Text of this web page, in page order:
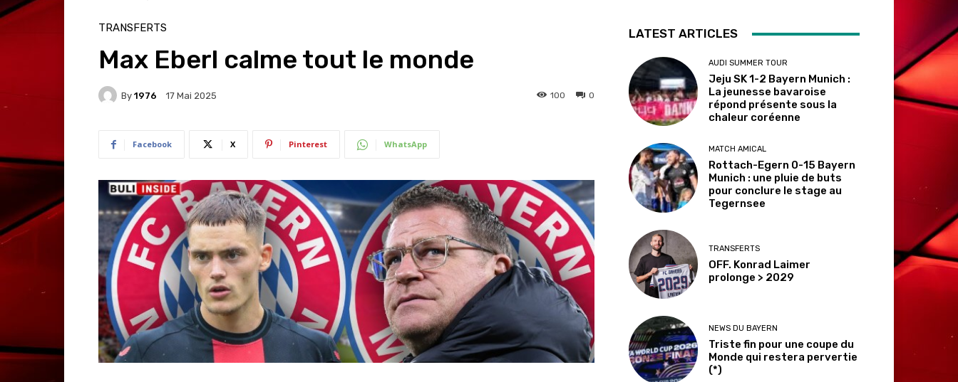
TRANSFERTS
Max Eberl calme tout le monde
By 1976 17 Mai 2025 0
100
Facebook X Pinterest WhatsApp
LATEST ARTICLES
AUDI SUMMER TOUR
Jeju SK 1-2 Bayern Munich :
La jeunesse bavaroise
répond présente sous la
chaleur coréenne
MATCH AMICAL
Rottach-Egern 0-15 Bayern
Munich : une pluie de buts
pour conclure le stage au
Tegernsee
TRANSFERTS
OFF. Konrad Laimer
prolonge > 2029
NEWS DU BAYERN
Triste fin pour une coupe du
Monde qui restera pervertie
(*)